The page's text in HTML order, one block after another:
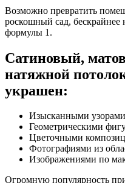
Возможно превратить
роскошный сад, бескрайнее
формулы 1.
Сатиновый,
натяжной
украшен:
Изысканными
Геометрическими
Цветочными
Фотографиями из
Изображениями по
Огромную популярность